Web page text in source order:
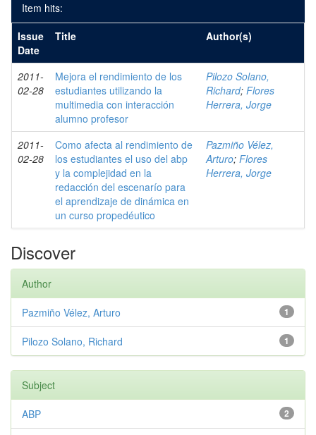
Item hits:
Issue
Date
Title Author(s)
2011-
02-28
Mejora el rendimiento de los
estudiantes utilizando la
multimedia con interacción
alumno profesor
Pilozo Solano,
Richard; Flores
Herrera, Jorge
2011-
02-28
Como afecta al rendimiento de
los estudiantes el uso del abp
y la complejidad en la
redacción del escenarío para
el aprendizaje de dinámica en
un curso propedéutico
Pazmiño Vélez,
Arturo; Flores
Herrera, Jorge
Discover
Author
1
Pazmiño Vélez, Arturo
1
Pilozo Solano, Richard
Subject
2
ABP